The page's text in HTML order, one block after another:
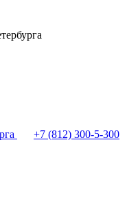
+7 (812) 300-5-300